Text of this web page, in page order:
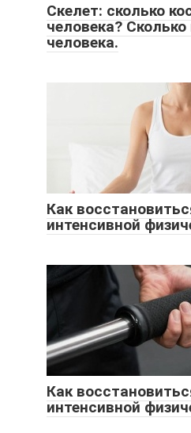
Скелет: сколько
человека? Сколько
человека.
Как
интенсивной
Как
интенсивной